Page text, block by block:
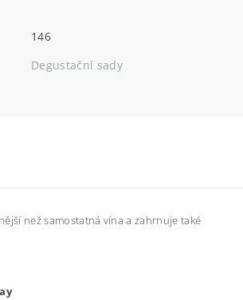
146
Degustační sady
než samostatná vína a zahrnuje také